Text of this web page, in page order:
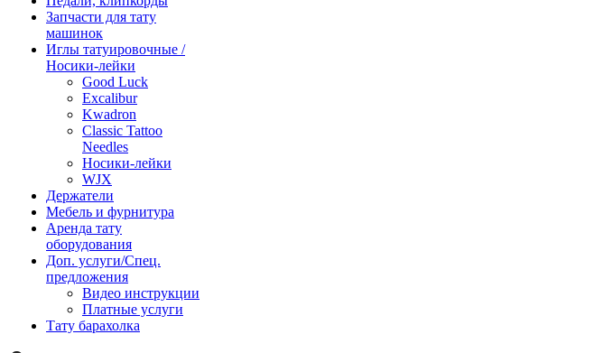
Запчасти для тату
машинок
Иглы татуировочные /
Носики-лейки
Good Luck
Excalibur
Kwadron
Classic Tattoo
Needles
Носики-лейки
WJX
Держатели
Мебель и фурнитура
Аренда тату
оборудования
Доп. услуги/Спец.
предложения
Видео инструкции
Платные услуги
Тату барахолка